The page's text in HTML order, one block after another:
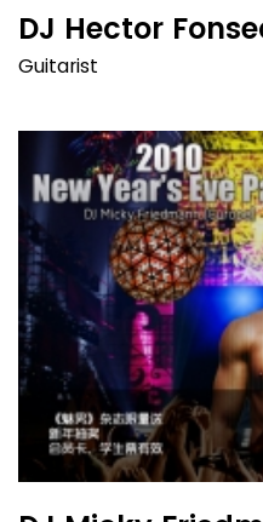
DJ Hector
Guitarist